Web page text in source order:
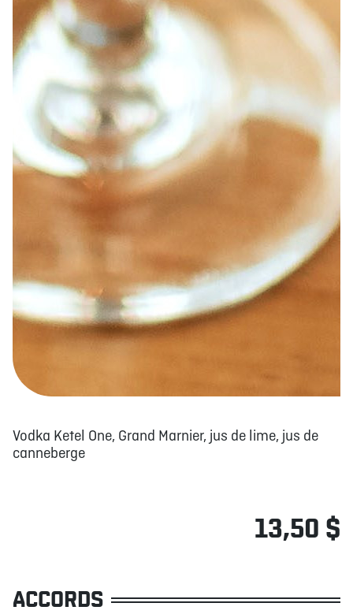
Vodka Ketel One, Grand Marnier, jus de lime, jus de
canneberge
13,50 $
ACCORDS